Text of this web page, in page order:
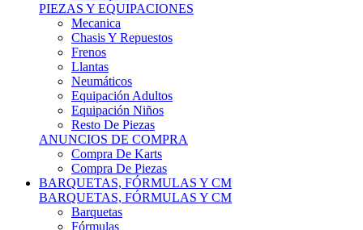
Mecanica
Chasis Y Repuestos
Frenos
Llantas
Neumáticos
Equipación Adultos
Equipación Niños
Resto De Piezas
ANUNCIOS DE COMPRA
Compra De Karts
Compra De Piezas
BARQUETAS, FÓRMULAS Y CM
BARQUETAS, FÓRMULAS Y CM
Barquetas
Fórmulas
Cm